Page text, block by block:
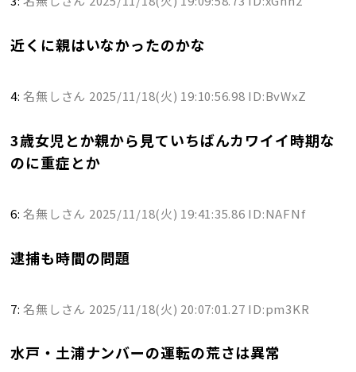
近くに親はいなかったのかな
4:名無しさん 2025/11/18(火) 19:10:56.98 ID:BvWxZ
3歳女児とか親から見ていちばんカワイイ時期な
のに重症とか
6:名無しさん 2025/11/18(火) 19:41:35.86 ID:NAFNf
逮捕も時間の問題
7:名無しさん 2025/11/18(火) 20:07:01.27 ID:pm3KR
水戸・土浦ナンバーの運転の荒さは異常